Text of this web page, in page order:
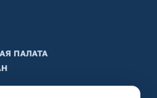
ПАЛАТА